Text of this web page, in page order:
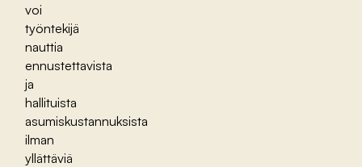
voi
työntekijä
nauttia
ennustettavista
ja
hallituista
asumiskustannuksista
ilman
yllättäviä